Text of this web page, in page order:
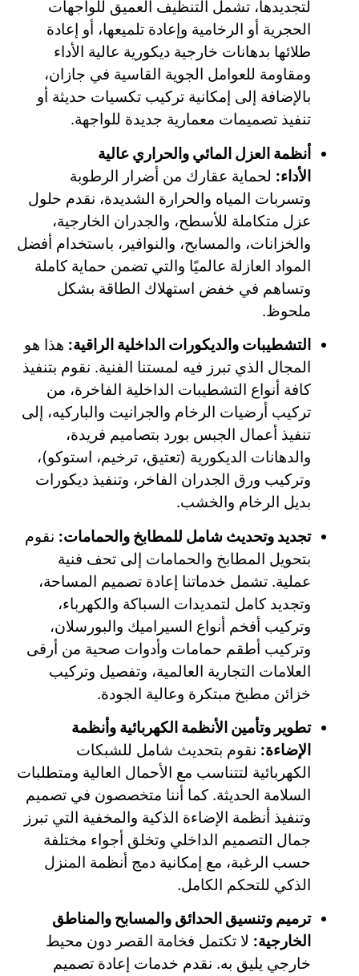
لتجديدها، تشمل التنظيف العميق للواجهات
الحجرية أو الرخامية وإعادة تلميعها، أو إعادة
طلائها بدهانات خارجية ديكورية عالية الأداء
ومقاومة للعوامل الجوية القاسية في جازان،
بالإضافة إلى إمكانية تركيب تكسيات حديثة أو
تنفيذ تصميمات معمارية جديدة للواجهة.
أنظمة العزل المائي والحراري عالية
الأداء: لحماية عقارك من أضرار الرطوبة
وتسربات المياه والحرارة الشديدة، نقدم حلول
عزل متكاملة للأسطح، والجدران الخارجية،
والخزانات، والمسابح، والنوافير، باستخدام أفضل
المواد العازلة عالميًا والتي تضمن حماية كاملة
وتساهم في خفض استهلاك الطاقة بشكل
ملحوظ.
التشطيبات والديكورات الداخلية الراقية: هذا هو
المجال الذي تبرز فيه لمستنا الفنية. نقوم بتنفيذ
كافة أنواع التشطيبات الداخلية الفاخرة، من
تركيب أرضيات الرخام والجرانيت والباركيه، إلى
تنفيذ أعمال الجبس بورد بتصاميم فريدة،
والدهانات الديكورية (تعتيق، ترخيم، استوكو)،
وتركيب ورق الجدران الفاخر، وتنفيذ ديكورات
بديل الرخام والخشب.
تجديد وتحديث شامل للمطابخ والحمامات: نقوم
بتحويل المطابخ والحمامات إلى تحف فنية
عملية. تشمل خدماتنا إعادة تصميم المساحة،
وتجديد كامل لتمديدات السباكة والكهرباء،
وتركيب أفخم أنواع السيراميك والبورسلان،
وتركيب أطقم حمامات وأدوات صحية من أرقى
العلامات التجارية العالمية، وتفصيل وتركيب
خزائن مطبخ مبتكرة وعالية الجودة.
تطوير وتأمين الأنظمة الكهربائية وأنظمة
الإضاءة: نقوم بتحديث شامل للشبكات
الكهربائية لتتناسب مع الأحمال العالية ومتطلبات
السلامة الحديثة. كما أننا متخصصون في تصميم
وتنفيذ أنظمة الإضاءة الذكية والمخفية التي تبرز
جمال التصميم الداخلي وتخلق أجواء مختلفة
حسب الرغبة، مع إمكانية دمج أنظمة المنزل
الذكي للتحكم الكامل.
ترميم وتنسيق الحدائق والمسابح والمناطق
الخارجية: لا تكتمل فخامة القصر دون محيط
خارجي يليق به. نقدم خدمات إعادة تصميم